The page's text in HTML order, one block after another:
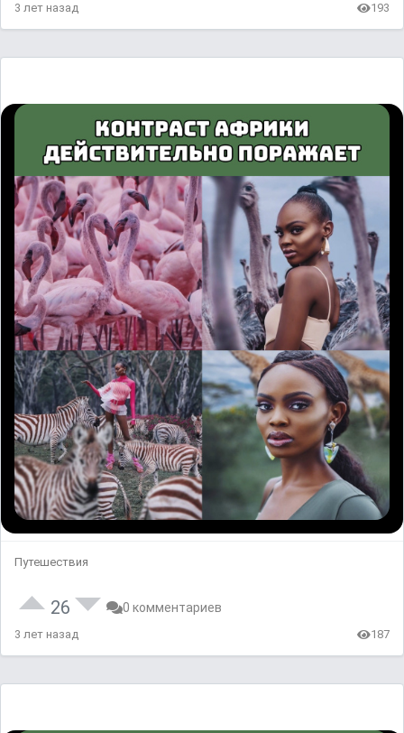
3 лет назад 193
Путешествия
26 0 комментариев
3 лет назад 187